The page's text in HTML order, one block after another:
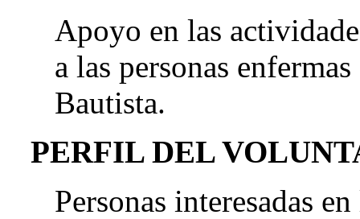
Apoyo en las
a las personas
Bautista.
PERFIL DEL
Personas interesadas